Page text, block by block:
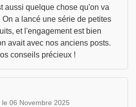
aussi quelque chose qu'on va
a lancé une série de petites
et l'engagement est bien
avait avec nos anciens posts.
conseils précieux !
le 06 Novembre 2025